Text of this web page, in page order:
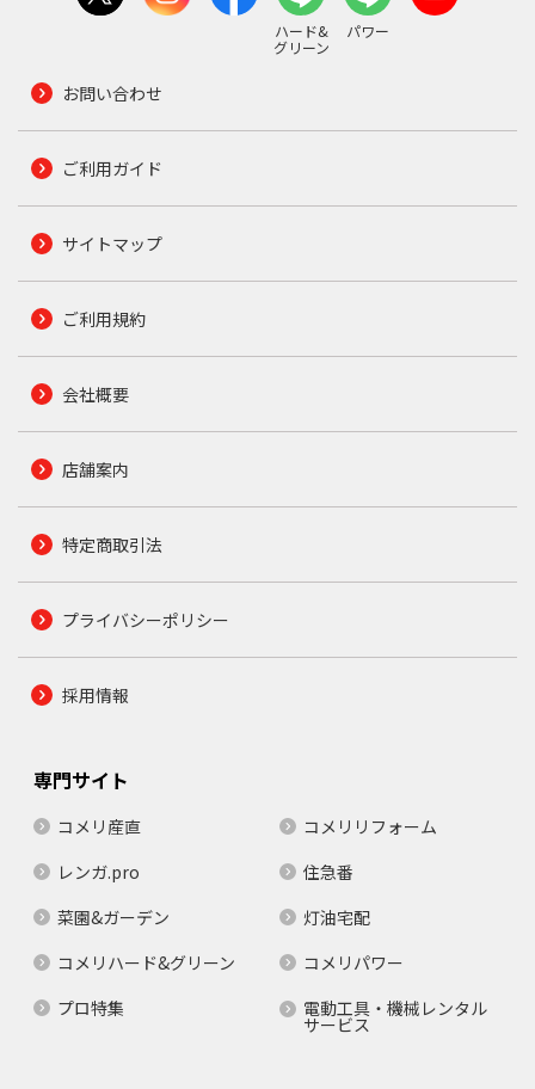
ハード&
グリーン
パワー
お問い合わせ
ご利用ガイド
サイトマップ
ご利用規約
会社概要
店舗案内
特定商取引法
プライバシーポリシー
採用情報
専門サイト
コメリ産直
コメリリフォーム
レンガ.pro
住急番
菜園&ガーデン
灯油宅配
コメリハード&グリーン
コメリパワー
プロ特集
電動工具・機械レンタル
サービス